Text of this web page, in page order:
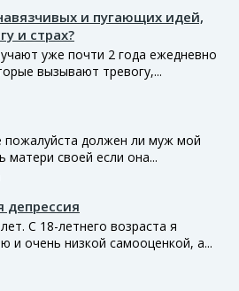
и пугающих идей,
и страх?
уже почти 2 года ежедневно
вызывают тревогу,...
пожалуйста должен ли муж мой
матери своей если она...
депрессия
С 18-летнего возраста я
и очень низкой самооценкой, а...